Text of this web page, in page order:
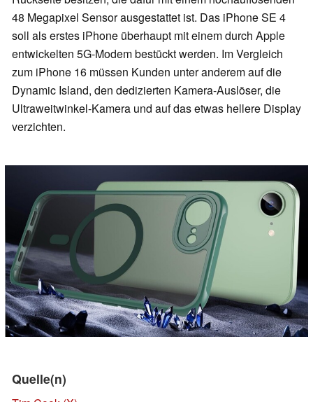
48 Megapixel Sensor ausgestattet ist. Das iPhone SE 4
soll als erstes iPhone überhaupt mit einem durch Apple
entwickelten 5G-Modem bestückt werden. Im Vergleich
zum iPhone 16 müssen Kunden unter anderem auf die
Dynamic Island, den dedizierten Kamera-Auslöser, die
Ultraweitwinkel-Kamera und auf das etwas hellere Display
verzichten.
Quelle(n)